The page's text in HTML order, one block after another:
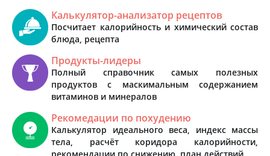
Калькулятор-анализатор рецептов
Посчитает калорийность и химический состав
блюда, рецепта
Продукты-лидеры
Полный справочник самых полезных
продуктов с маскимальным содержанием
витаминов и минералов
Рекомедации по похудению
Калькулятор идеального веса, индекс массы
тела, расчёт коридора калорийности,